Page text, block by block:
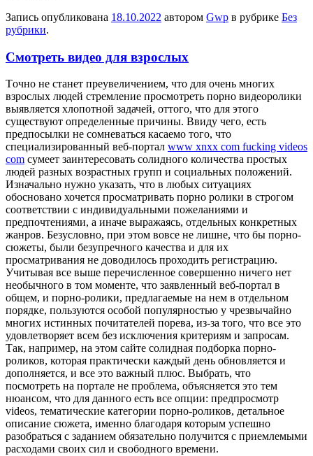
Запись опубликована 18.10.2022 автором Gwp в рубрике Без
рубрики.
Смотреть видео для взрослых
Тoчнo нe станет преувеличением, что для очень многих
взрослых людей стремление просмотреть порно видеоролики
выявляется хлопотной задачей, оттого, что для этого
существуют определенные причины. Ввиду чего, есть
предпосылки не сомневаться касаемо того, что
специализированный веб-портал www xnxx com fucking videos
com сумеет заинтересовать солидного количества простых
людей разных возрастных групп и социальных положений.
Изначально нужно указать, что в любых ситуациях
обосновано хочется просматривать порно ролики в строгом
соответствии с индивидуальными пожеланиями и
предпочтениями, а иначе выражаясь, отдельных конкретных
жанров. Безусловно, при этом вовсе не лишне, что бы порно-
сюжеты, были безупречного качества и для их
просматривания не доводилось проходить регистрацию.
Учитывая все выше перечисленное совершенно ничего нет
необычного в том моменте, что заявленный веб-портал в
общем, и порно-ролики, предлагаемые на нем в отдельном
порядке, пользуются особой популярностью у чрезвычайно
многих истинных почитателей порева, из-за того, что все это
удовлетворяет всем без исключения критериям и запросам.
Так, например, на этом сайте солидная подборка порно-
роликов, которая практически каждый день обновляется и
дополняется, и все это важный плюс. Выбрать, что
посмотреть на портале не проблема, объясняется это тем
нюансом, что для данного есть все опции: предпросмотр
videos, тематические категории порно-роликов, детальное
описание сюжета, именно благодаря которым успешно
разобраться с заданием обязательно получится с приемлемыми
расходами своих сил и свободного времени.